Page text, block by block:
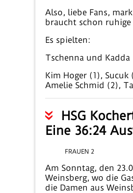
Also, liebe Fans,
braucht schon ruhige
Es spielten:
Tschenna und
Kim Hoger (1),
Amelie Schmid (2),
HSG
Eine 36:24
FRAUEN 2
Am Sonntag, den
Weinsberg, wo die
die Damen aus